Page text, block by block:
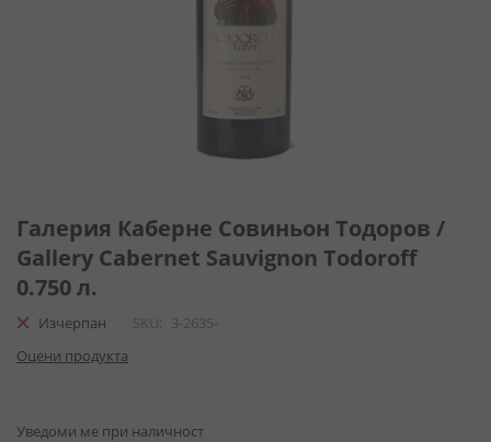
към
началото
на
галерия
снимки
Галерия Каберне Совиньон Тодоров /
Gallery Cabernet Sauvignon Todoroff
0.750 л.
Изчерпан SKU
3-2635-
Оцени продукта
Уведоми ме при наличност